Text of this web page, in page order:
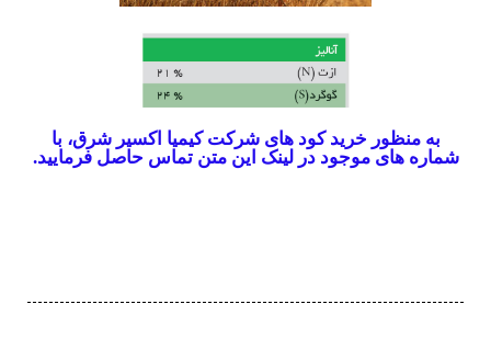
به منظور خرید کود های شرکت کیمیا اکسیر شرق، با
شماره های موجود در لینک این متن تماس حاصل فرمایید.